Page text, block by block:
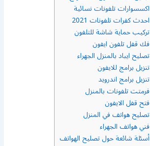
اكسسوارات تلفونات نسائية
احدث كفرات تلفونات 2021
تركيب حماية شاشة للتلفون
فك قفل تلفون ايفون
تصليح ايباد بالمنزل الجهراء
تنزيل برامج للايفون
تنزيل برامج اندرويد
فرمتت تلفونات بالمنزل
فتح قفل الايفون
تصليح هواتف في المنزل
فني هواتف الجهراء
أسئلة شائعة حول تصليح الهواتف